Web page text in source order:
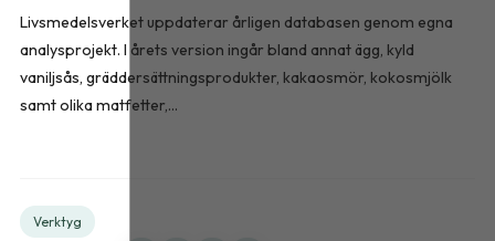
Livsmedelsverket uppdaterar årligen databasen genom egna
analysprojekt. I årets version ingår bland annat ägg, kyld
vaniljsås, gräddersättningsprodukter, kakaosmör, kokosmjölk
samt olika matfetter,...
Verktyg